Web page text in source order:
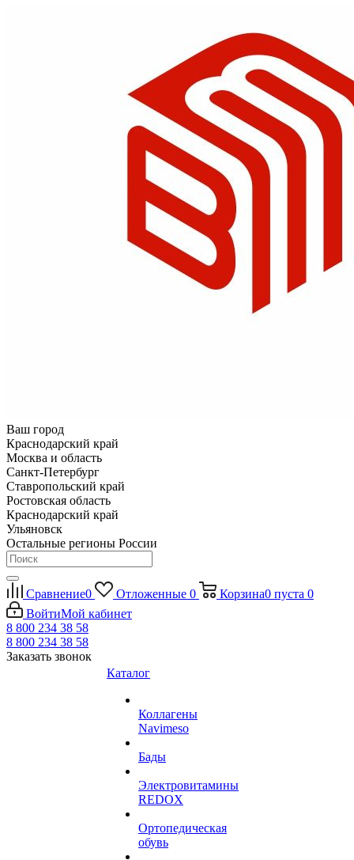
Ваш город
Краснодарский край
Москва и область
Санкт-Петербург
Ставропольский край
Ростовская область
Краснодарский край
Ульяновск
Остальные регионы России
Сравнение0 Отложенные 0 Корзина0 пуста 0
ВойтиМой кабинет
8 800 234 38 58
8 800 234 38 58
Заказать звонок
Каталог
Коллагены
Navimeso
Бады
Электровитамины
REDOX
Ортопедическая
обувь